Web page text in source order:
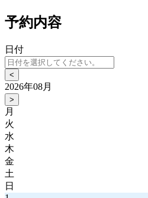
予約内容
日付
<
2026年08月
>
月
火
水
木
金
土
日